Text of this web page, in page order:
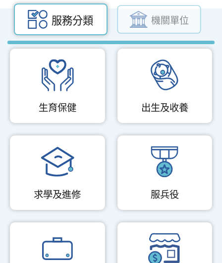
服務分類 機關單位
生育保健 出生及收養
求學及進修 服兵役